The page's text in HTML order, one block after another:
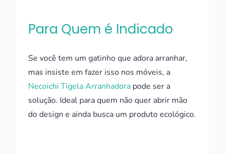
Para Quem é Indicado
Se você tem um gatinho que adora arranhar,
mas insiste em fazer isso nos móveis, a
Necoichi Tigela Arranhadora pode ser a
solução. Ideal para quem não quer abrir mão
do design e ainda busca um produto ecológico.